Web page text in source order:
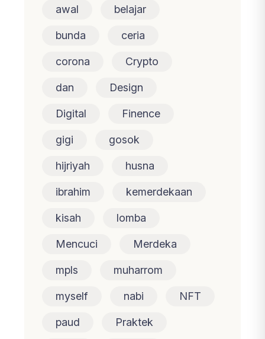
awal belajar
bunda ceria
corona Crypto
dan Design
Digital Finence
gigi gosok
hijriyah husna
ibrahim kemerdekaan
kisah lomba
Mencuci Merdeka
mpls muharrom
myself nabi NFT
paud Praktek